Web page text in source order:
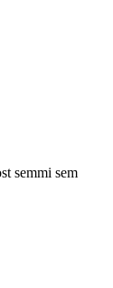
semmi sem